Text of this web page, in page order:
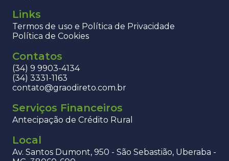
Links
Termos de uso e Política de Privacidade
Política de Cookies
Contatos
(34) 9 9903-4134
(34) 3331-1163
contato@graodireto.com.br
Serviços Financeiros
Antecipação de Crédito Rural
Local
Av. Santos Dumont, 950 - São Sebastião, Uberaba -